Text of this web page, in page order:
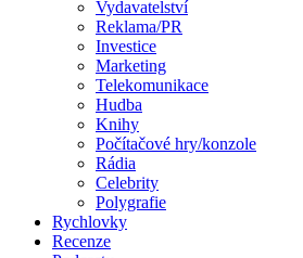
Vydavatelství
Reklama/PR
Investice
Marketing
Telekomunikace
Hudba
Knihy
Počítačové hry/konzole
Rádia
Celebrity
Polygrafie
Rychlovky
Recenze